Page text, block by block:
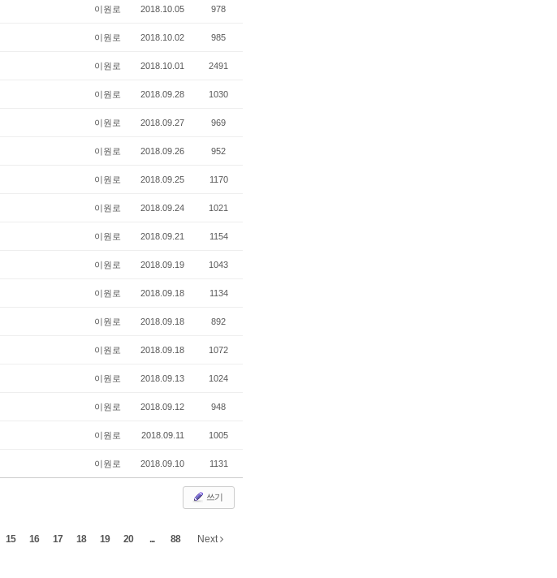
이원로 2018.10.05 978
이원로 2018.10.02 985
이원로 2018.10.01 2491
이원로 2018.09.28 1030
이원로 2018.09.27 969
이원로 2018.09.26 952
이원로 2018.09.25 1170
이원로 2018.09.24 1021
이원로 2018.09.21 1154
이원로 2018.09.19 1043
이원로 2018.09.18 1134
이원로 2018.09.18 892
이원로 2018.09.18 1072
이원로 2018.09.13 1024
이원로 2018.09.12 948
이원로 2018.09.11 1005
이원로 2018.09.10 1131
쓰기
15 16 17 18 19 20 ... 88 Next